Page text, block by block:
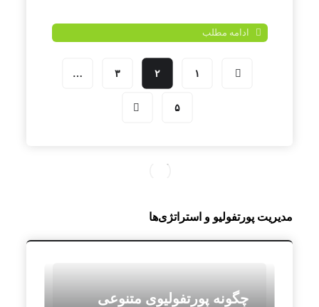
ادامه مطلب
۱ ۲ ۳ …
۵
مدیریت پورتفولیو و استراتژی‌ها
چگونه پورتفولیوی متنوعی